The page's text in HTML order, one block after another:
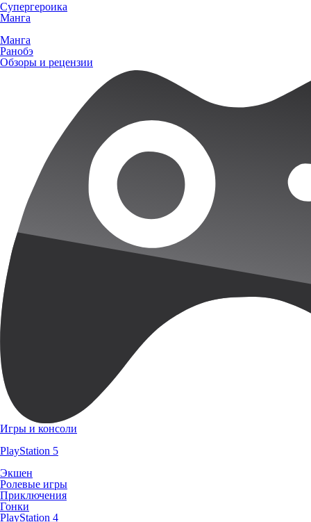
Супергероика
Манга
Манга
Ранобэ
Обзоры и рецензии
Игры и консоли
PlayStation 5
Экшен
Ролевые игры
Приключения
Гонки
PlayStation 4